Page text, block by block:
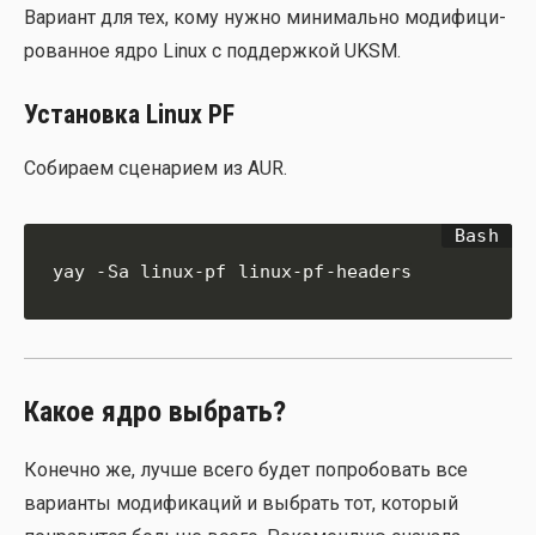
Вари­ант для тех, кому нуж­но мини­маль­но моди­фи­ци­
ро­ван­ное ядро Linux с под­держ­кой UKSM.
Установка Linux PF
Соби­ра­ем сце­на­ри­ем из AUR.
yay -Sa linux-pf linux-pf-headers
Какое ядро выбрать?
Конеч­но же, луч­ше все­го будет попро­бо­вать все
вари­ан­ты моди­фи­ка­ций и выбрать тот, кото­рый